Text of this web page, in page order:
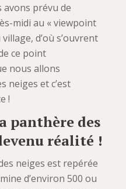
prévu de
midi au « viewpoint
d’où s’ouvrent
ce point
nous allons
neiges et c’est
!
panthère des
réalité !
neiges est repérée
d’environ 500 ou